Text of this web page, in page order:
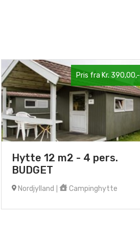
Pris fra Kr. 390,00,-
Hytte 12 m2 - 4 pers.
BUDGET
Nordjylland Campinghytte